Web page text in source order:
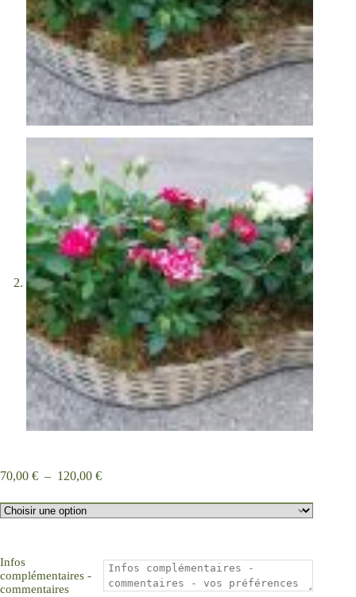
70,00 € – 120,00 €Plage
prix :
70,00 €
Infos
complémentaires -
commentaires